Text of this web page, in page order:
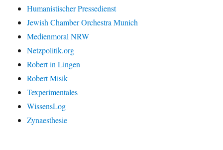
Humanistischer Pressedienst
Jewish Chamber Orchestra Munich
Medienmoral NRW
Netzpolitik.org
Robert in Lingen
Robert Misik
Texperimentales
WissensLog
Zynaesthesie